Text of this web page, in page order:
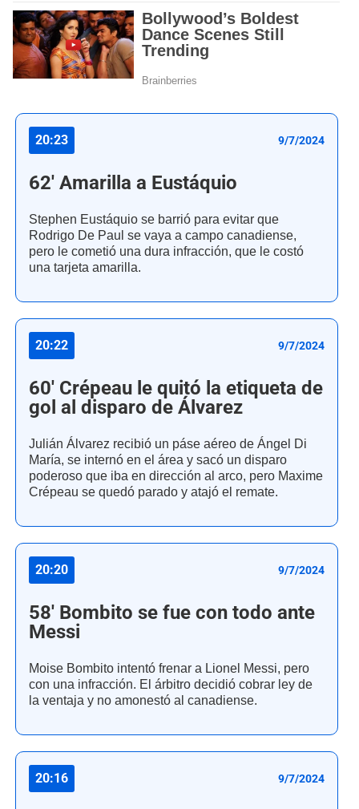
20:23 9/7/2024
62' Amarilla a Eustáquio
Stephen Eustáquio se barrió para evitar que
Rodrigo De Paul se vaya a campo canadiense,
pero le cometió una dura infracción, que le costó
una tarjeta amarilla.
20:22 9/7/2024
60' Crépeau le quitó la etiqueta de
gol al disparo de Álvarez
Julián Álvarez recibió un páse aéreo de Ángel Di
María, se internó en el área y sacó un disparo
poderoso que iba en dirección al arco, pero Maxime
Crépeau se quedó parado y atajó el remate.
20:20 9/7/2024
58' Bombito se fue con todo ante
Messi
Moise Bombito intentó frenar a Lionel Messi, pero
con una infracción. El árbitro decidió cobrar ley de
la ventaja y no amonestó al canadiense.
20:16 9/7/2024